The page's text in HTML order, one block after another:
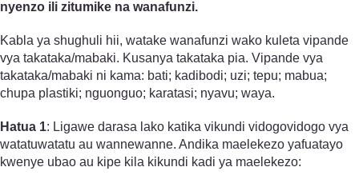
nyenzo ili zitumike na wanafunzi.
Kabla ya shughuli hii, watake wanafunzi wako kuleta vipande
vya takataka/mabaki. Kusanya takataka pia. Vipande vya
takataka/mabaki ni kama: bati; kadibodi; uzi; tepu; mabua;
chupa plastiki; nguonguo; karatasi; nyavu; waya.
Hatua 1: Ligawe darasa lako katika vikundi vidogovidogo vya
watatuwatatu au wannewanne. Andika maelekezo yafuatayo
kwenye ubao au kipe kila kikundi kadi ya maelekezo: